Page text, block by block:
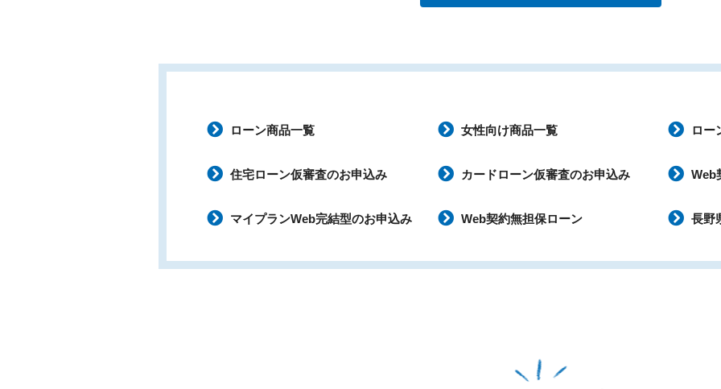
ローン商品一覧 女性向け商品一覧 ロー
住宅ローン仮審査のお申込み カードローン仮審査のお申込み Web
マイプランWeb完結型のお申込み Web契約無担保ローン 長野